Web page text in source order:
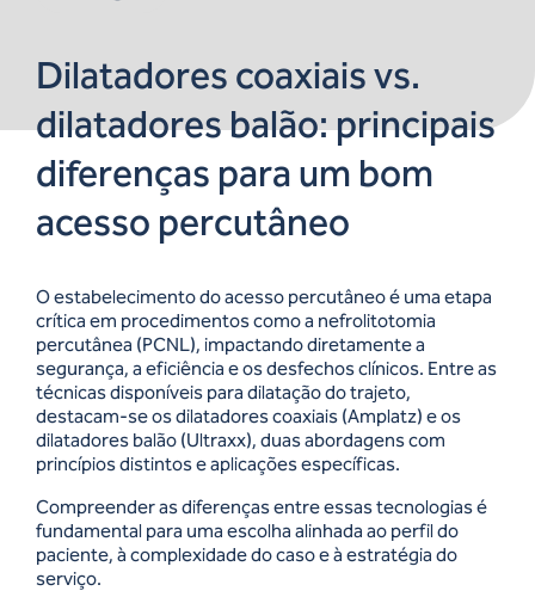
Dilatadores coaxiais vs.
dilatadores balão: principais
diferenças para um bom
acesso percutâneo
O estabelecimento do acesso percutâneo é uma etapa
crítica em procedimentos como a nefrolitotomia
percutânea (PCNL), impactando diretamente a
segurança, a eficiência e os desfechos clínicos. Entre as
técnicas disponíveis para dilatação do trajeto,
destacam-se os dilatadores coaxiais (Amplatz) e os
dilatadores balão (Ultraxx), duas abordagens com
princípios distintos e aplicações específicas.
Compreender as diferenças entre essas tecnologias é
fundamental para uma escolha alinhada ao perfil do
paciente, à complexidade do caso e à estratégia do
serviço.